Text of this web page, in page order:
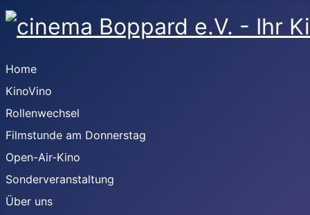
Home
KinoVino
Rollenwechsel
Filmstunde am Donnerstag
Open-Air-Kino
Sonderveranstaltung
Über uns